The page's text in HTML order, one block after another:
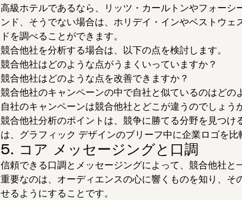
高級ホテルであるなら、リッツ・カールトンやフォーシ
ンド、そうでない場合は、ホリデイ・インやベストウェ
ドを調べることができます。
競合他社を分析する場合は、以下の点を検討します。
競合他社はどのような点がうまくいっていますか？
競合他社はどのような点を改善できますか？
競合他社のキャンペーンの中で自社と似ているのはどの
自社のキャンペーンは競合他社とどこが違うのでしょう
競合他社分析のポイントは、競争に勝てる分野を見つけ
は、グラフィック デザインのブリーフ中に企業ロゴを比
5. コア メッセージングと口調
信頼できる口調とメッセージングによって、競合他社と
重要なのは、オーディエンスの心に響くものを知り、そ
せるようにすることです。